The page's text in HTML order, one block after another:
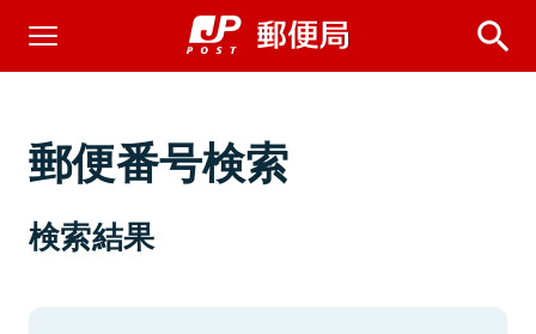
郵便番号検索
検索結果